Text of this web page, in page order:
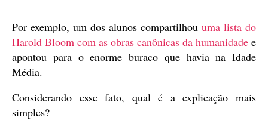
Por exemplo, um dos alunos compartilhou uma lista do
Harold Bloom com as obras canônicas da humanidade e
apontou para o enorme buraco que havia na Idade
Média.
Considerando esse fato, qual é a explicação mais
simples?